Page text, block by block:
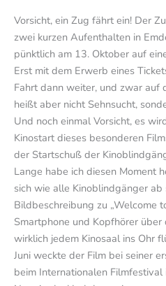
Vorsicht, ein Zug fährt ein! Der
zwei kurzen Aufenthalten in
pünktlich am 13. Oktober auf
Erst mit dem Erwerb eines
Fahrt dann weiter, und zwar auf
heißt aber nicht Sehnsucht,
Und noch einmal Vorsicht, es
Kinostart dieses besonderen
der Startschuß der
Lange habe ich diesen Moment
sich wie alle Kinoblindgänger
Bildbeschreibung zu „Welcome
Smartphone und Kopfhörer
wirklich jedem Kinosaal ins Ohr
Juni weckte der Film bei seiner
beim Internationalen